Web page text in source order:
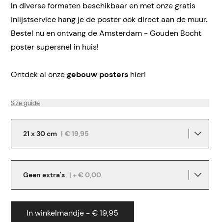
In diverse formaten beschikbaar en met onze gratis
inlijstservice hang je de poster ook direct aan de muur.
Bestel nu en ontvang de Amsterdam - Gouden Bocht
poster supersnel in huis!
Ontdek al onzegebouw posters hier!
Size guide
21 x 30 cm | € 19,95
Geen extra's | + € 0,00
In winkelmandje - € 19,95